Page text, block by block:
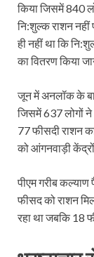
किया जिसमें 840
नि:शुल्क राशन नहीं
ही नहीं था कि
का वितरण किया
जून में अनलॉक के
जिसमें 637 लोगों ने
77 फीसदी राशन
को आंगनवाड़ी
पीएम गरीब
फीसद को राशन
रहा था जबकि 18